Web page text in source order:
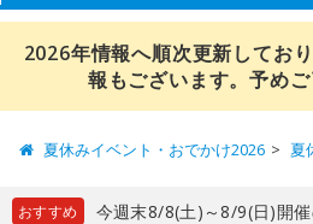
2026年情報へ順次更新してお
報もございます。予めご
夏休みイベント・おでかけ2026 夏
おすすめ
今週末8/8(土)～8/9(日)開